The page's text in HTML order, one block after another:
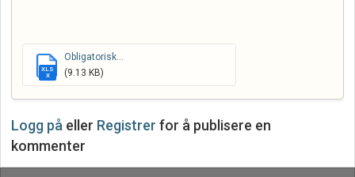
XLS
X
Obligatorisk...
(9.13 KB)
Logg på eller Registrer for å publisere en
kommenter